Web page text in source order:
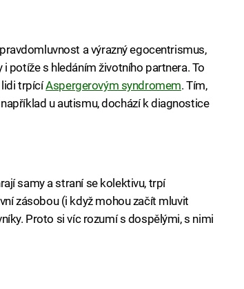
a výrazný egocentrismus,
potíže s hledáním životního partnera. To
lidi trpícíAspergerovým syndromem. Tím,
u autismu, dochází k diagnostice
samy a straní se kolektivu, trpí
zásobou (i když mohou začít mluvit
Proto si víc rozumí s dospělými, s nimi